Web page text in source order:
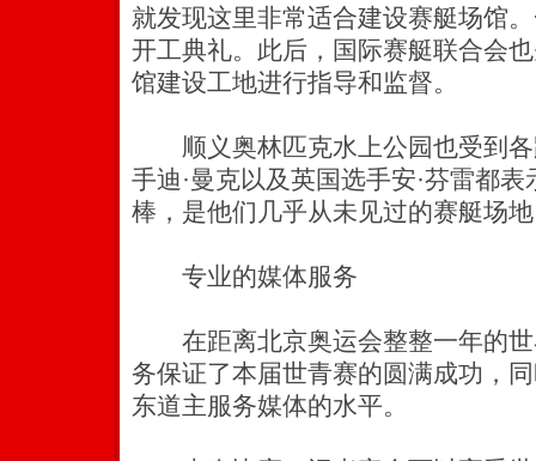
就发现这里非常适合建设赛艇场馆
开工典礼。此后，国际赛艇联合会
馆建设工地进行指导和监督。
顺义奥林匹克水上公园也受到各
手迪·曼克以及英国选手安·芬雷都
棒，是他们几乎从未见过的赛艇场
专业的媒体服务
在距离北京奥运会整整一年的世
务保证了本届世青赛的圆满成功，
东道主服务媒体的水平。